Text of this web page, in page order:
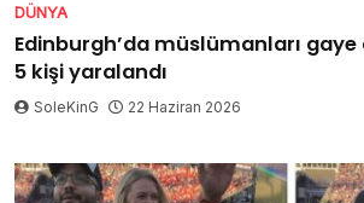
DÜNYA
Edinburgh’da müslümanları
5 kişi yaralandı
SoleKinG 22 Haziran 2026